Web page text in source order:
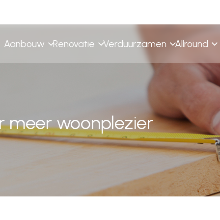
Aanbouw Renovatie Verduurzamen Allround
meer woonplezier